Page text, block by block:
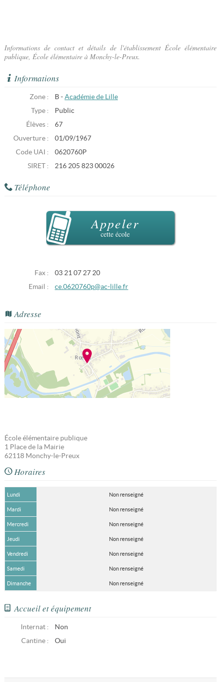
Informations de contact et détails de l'établissement École élémentaire
publique, École élémentaire à Monchy-le-Preux.
Informations
Zone : B - Académie de Lille
Type :
Public
Élèves :
67
Ouverture :
01/09/1967
Code UAI :
0620760P
SIRET :
216 205 823 00026
Téléphone
Appeler
cette école
Fax :
03 21 07 27 20
Email :
ce.0620760p@ac-lille.fr
Adresse
École élémentaire publique
1 Place de la Mairie
62118 Monchy-le-Preux
Horaires
Lundi Non renseigné
Mardi Non renseigné
Mercredi Non renseigné
Jeudi Non renseigné
Vendredi Non renseigné
Samedi Non renseigné
Dimanche Non renseigné
Accueil et équipement
Internat :
Non
Cantine :
Oui